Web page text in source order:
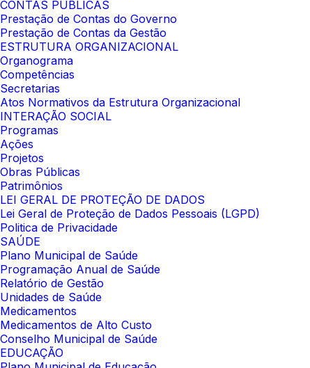
CONTAS PÚBLICAS
Prestação de Contas do Governo
Prestação de Contas da Gestão
ESTRUTURA ORGANIZACIONAL
Organograma
Competências
Secretarias
Atos Normativos da Estrutura Organizacional
INTERAÇÃO SOCIAL
Programas
Ações
Projetos
Obras Públicas
Patrimônios
LEI GERAL DE PROTEÇÃO DE DADOS
Lei Geral de Proteção de Dados Pessoais (LGPD)
Politica de Privacidade
SAÚDE
Plano Municipal de Saúde
Programação Anual de Saúde
Relatório de Gestão
Unidades de Saúde
Medicamentos
Medicamentos de Alto Custo
Conselho Municipal de Saúde
EDUCAÇÃO